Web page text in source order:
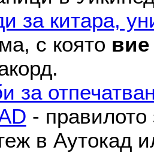
за китара,
с която вие
за
-
в Аутокад